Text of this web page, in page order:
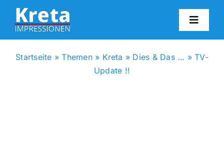
Zum
Inhalt
springen
Startseite »Themen» Kreta » Dies & Das … »TV-
Update !!